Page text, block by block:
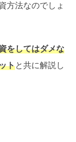
方法なのでしょ
をしてはダメな
トと共に解説し